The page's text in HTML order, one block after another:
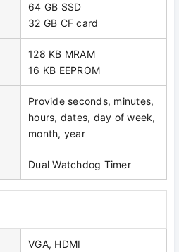
64 GB SSD
32 GB CF card
128 KB MRAM
16 KB EEPROM
Provide seconds, minutes,
hours, dates, day of week,
month, year
Dual Watchdog Timer
VGA, HDMI